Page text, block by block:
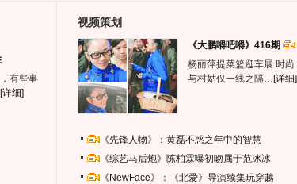
有些事
[详细]
视频策划
《大鹏嘚吧嘚》416期
杨丽萍提菜篮逛车展 时尚
与村姑仅一线之隔… [详细]
《先锋人物》：黄磊不惑之年中的智慧
《综艺马后炮》陈柏霖曝初吻属于范冰冰
《NewFace》：《北爱》导演续集玩穿越